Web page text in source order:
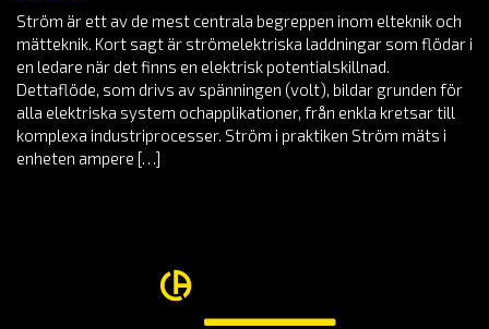
Ström är ett av de mest centrala begreppen inom elteknik och
mätteknik. Kort sagt är strömelektriska laddningar som flödar i
en ledare när det finns en elektrisk potentialskillnad.
Dettaflöde, som drivs av spänningen (volt), bildar grunden för
alla elektriska system ochapplikationer, från enkla kretsar till
komplexa industriprocesser. Ström i praktiken Ström mäts i
enheten ampere […]